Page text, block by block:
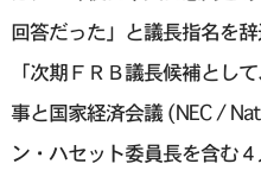
回答だった」と議長指名を辞
「次期ＦＲＢ議長候補とし
事と国家経済会議 (NEC /
ン・ハセット委員長を含む